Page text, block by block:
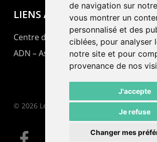
de navigation sur
vous montrer un
personnalisé et des
ciblées, pour analyser
notre site et pour
provenance de nos
J'accepte
Je refuse
Changer mes
LIENS AMIS
Centre de culture ABC
ADN – Association Danse Neuchâtel
© 2026 Le Pommier.
facebook email